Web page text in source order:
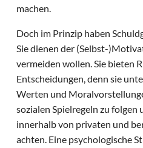
machen.
Doch im Prinzip haben
Sie dienen der (Selbst-
vermeiden wollen. Sie bieten
Entscheidungen, denn sie
Werten und
sozialen Spielregeln zu
innerhalb von privaten und
achten. Eine psychologische